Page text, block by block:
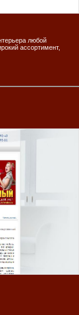
любой
ассортимент,